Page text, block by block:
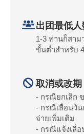
出团最低人
1-3 ท่านก็สาม
ขั้นต่ำสำหรับ
取消或改期
- กรณียกเลิก
- กรณีเลื่อนวัน
จ่ายเพิ่มเติม
- กรณีแจ้งเลื่อ